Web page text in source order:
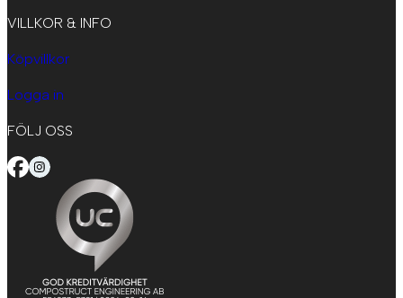
VILLKOR & INFO
Köpvillkor
Logga in
FÖLJ OSS